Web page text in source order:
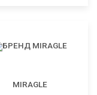
MIRAGLE